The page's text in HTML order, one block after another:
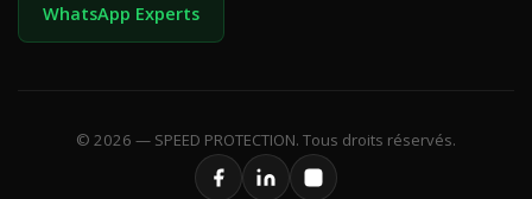
WhatsApp Experts
© 2026 — SPEED PROTECTION. Tous droits réservés.